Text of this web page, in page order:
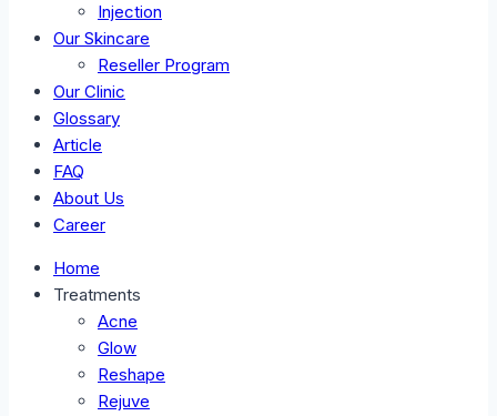
Injection
Our Skincare
Reseller Program
Our Clinic
Glossary
Article
FAQ
About Us
Career
Home
Treatments
Acne
Glow
Reshape
Rejuve